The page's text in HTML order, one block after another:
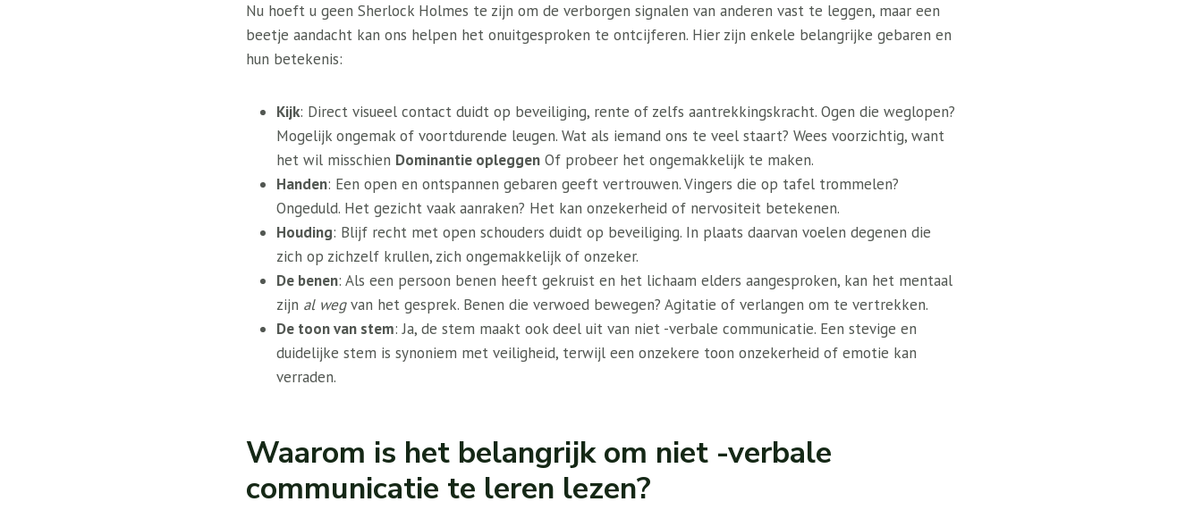
Nu hoeft u geen Sherlock Holmes te zijn om de verborgen signalen van anderen vast te leggen, maar een
beetje aandacht kan ons helpen het onuitgesproken te ontcijferen. Hier zijn enkele belangrijke gebaren en
hun betekenis:
Kijk: Direct visueel contact duidt op beveiliging, rente of zelfs aantrekkingskracht. Ogen die weglopen?
Mogelijk ongemak of voortdurende leugen. Wat als iemand ons te veel staart? Wees voorzichtig, want
het wil misschien Dominantie opleggen Of probeer het ongemakkelijk te maken.
Handen: Een open en ontspannen gebaren geeft vertrouwen. Vingers die op tafel trommelen?
Ongeduld. Het gezicht vaak aanraken? Het kan onzekerheid of nervositeit betekenen.
Houding: Blijf recht met open schouders duidt op beveiliging. In plaats daarvan voelen degenen die
zich op zichzelf krullen, zich ongemakkelijk of onzeker.
De benen: Als een persoon benen heeft gekruist en het lichaam elders aangesproken, kan het mentaal
zijn al wegvan het gesprek. Benen die verwoed bewegen? Agitatie of verlangen om te vertrekken.
De toon van stem: Ja, de stem maakt ook deel uit van niet -verbale communicatie. Een stevige en
duidelijke stem is synoniem met veiligheid, terwijl een onzekere toon onzekerheid of emotie kan
verraden.
Waarom is het belangrijk om niet -verbale
communicatie te leren lezen?